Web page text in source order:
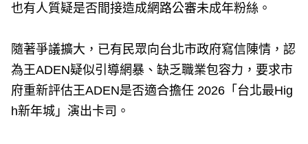
也有人質疑是否間接造成網路公審未成年粉絲。
隨著爭議擴大，已有民眾向台北市政府寫信陳情，認
為王ADEN疑似引導網暴、缺乏職業包容力，要求市
府重新評估王ADEN是否適合擔任 2026「台北最Hig
h新年城」演出卡司。